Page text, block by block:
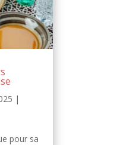
|
pour sa